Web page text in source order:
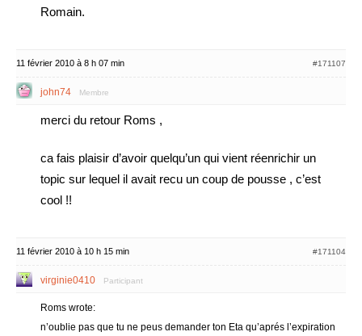
Romain.
11 février 2010 à 8 h 07 min #171107
john74 Membre
merci du retour Roms ,
ca fais plaisir d’avoir quelqu’un qui vient réenrichir un
topic sur lequel il avait recu un coup de pousse , c’est
cool !!
11 février 2010 à 10 h 15 min #171104
virginie0410 Participant
Roms wrote:
n’oublie pas que tu ne peus demander ton Eta qu’aprés l’expiration